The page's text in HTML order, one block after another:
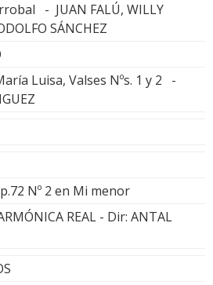
- JUAN FALÚ, WILLY
SÁNCHEZ
Luisa, Valses Nºs. 1 y 2 -
Nº 2 en Mi menor
REAL - Dir: ANTAL